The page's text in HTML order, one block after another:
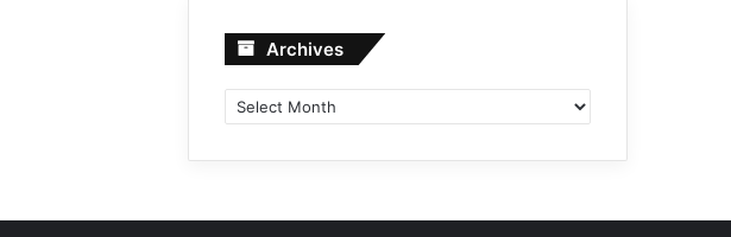
Archives Archives